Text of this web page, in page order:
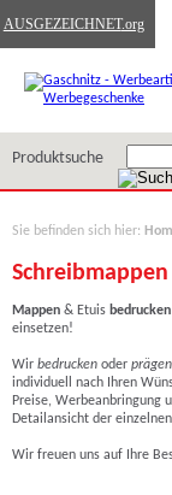
AUSGEZEICHNET.org
Produktsuche
Sie befinden sich hier:
Schreibmappen
Mappen & Etuis bedrucken
einsetzen!
Wir bedrucken oder prägen
individuell nach Ihren
Preise, Werbeanbringung
Detailansicht der
Wir freuen uns auf Ihre